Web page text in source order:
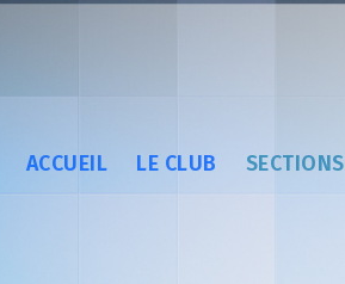
ACCUEIL LE CLUB SECTIONS